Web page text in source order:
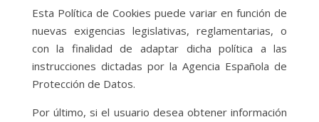
Esta Política de Cookies puede variar en función de
nuevas exigencias legislativas, reglamentarias, o
con la finalidad de adaptar dicha política a las
instrucciones dictadas por la Agencia Española de
Protección de Datos.
Por último, si el usuario desea obtener información